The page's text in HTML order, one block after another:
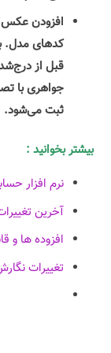
افزودن عکس
کدهای مدل.
قبل از
جواهری با
ثبت می‌شود.
بیشتر بخوانید :
نرم افزار
آخرین
افزوده ها و
تغییرات نگارش